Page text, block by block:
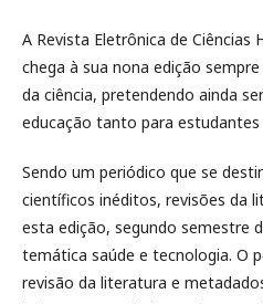
A Revista Eletrônica de Ciências
chega à sua nona edição
da ciência, pretendendo ainda
educação tanto para
Sendo um periódico que se
científicos inéditos, revisões da
esta edição, segundo semestre
temática saúde e tecnologia. O
revisão da literatura e